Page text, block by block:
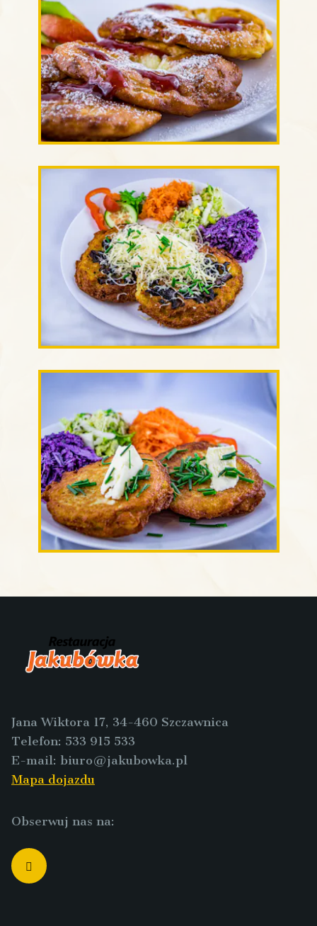
Jana Wiktora 17, 34-460 Szczawnica
Telefon: 533 915 533
E-mail: biuro@jakubowka.pl
Mapa dojazdu
Obserwuj nas na: